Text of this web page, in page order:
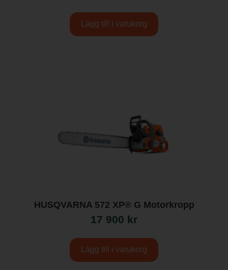
Lägg till i varukorg
HUSQVARNA 572 XP® G Motorkropp
17 900 kr
Lägg till i varukorg